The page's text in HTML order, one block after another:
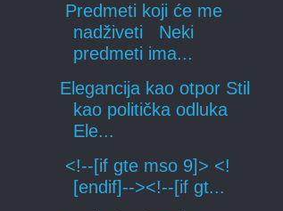
Predmeti koji će me
nadživeti Neki
predmeti ima...
Elegancija kao otpor Stil
kao politička odluka
Ele...
<!--[if gte mso 9]> <!
[endif]--><!--[if gt...